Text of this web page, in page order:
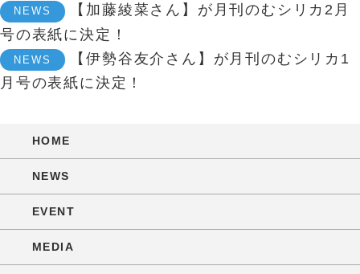
NEWS
【加藤綾菜さん】が月刊のむシリカ2月
号の表紙に決定！
NEWS
【伊勢谷友介さん】が月刊のむシリカ1
月号の表紙に決定！
HOME
NEWS
EVENT
MEDIA